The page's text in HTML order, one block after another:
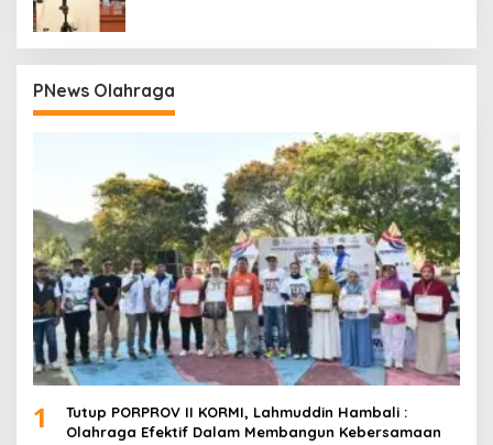
PNews Olahraga
1
Tutup PORPROV II KORMI, Lahmuddin Hambali :
Olahraga Efektif Dalam Membangun Kebersamaan